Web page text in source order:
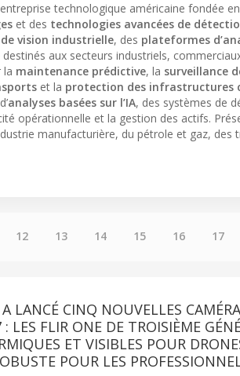
technologique américaine fondée
et des technologies avancées de
vision industrielle, des plateformes
destinés aux secteurs industriels,
la maintenance prédictive, la surveillance
et la protection des infrastructures
analyses basées sur l’IA, des systèmes de
opérationnelle et la gestion des actifs.
manufacturière, du pétrole et gaz,
12 13 14 15 16 17
A LANCÉ CINQ NOUVELLES
: LES FLIR ONE DE TROISIÈME
ET VISIBLES POUR
POUR LES